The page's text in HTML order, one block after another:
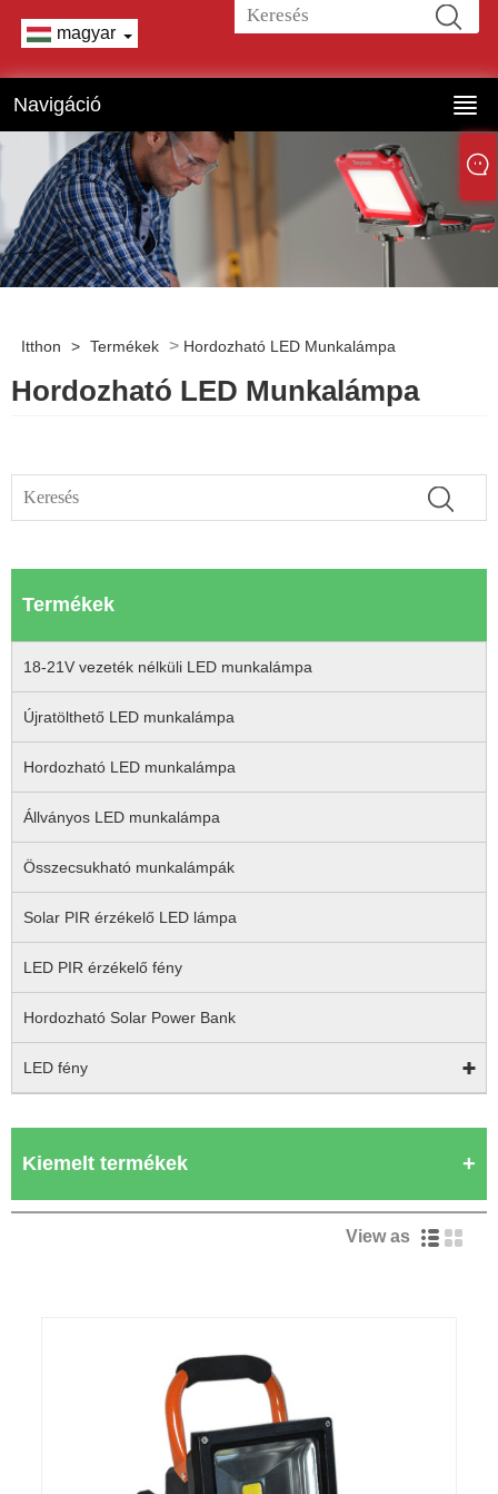
magyar
Navigáció
Itthon > Termékek > Hordozható LED Munkalámpa
Hordozható LED Munkalámpa
Termékek
18-21V vezeték nélküli LED munkalámpa
Újratölthető LED munkalámpa
Hordozható LED munkalámpa
Állványos LED munkalámpa
Összecsukható munkalámpák
Solar PIR érzékelő LED lámpa
LED PIR érzékelő fény
Hordozható Solar Power Bank
LED fény
Kiemelt termékek
View as